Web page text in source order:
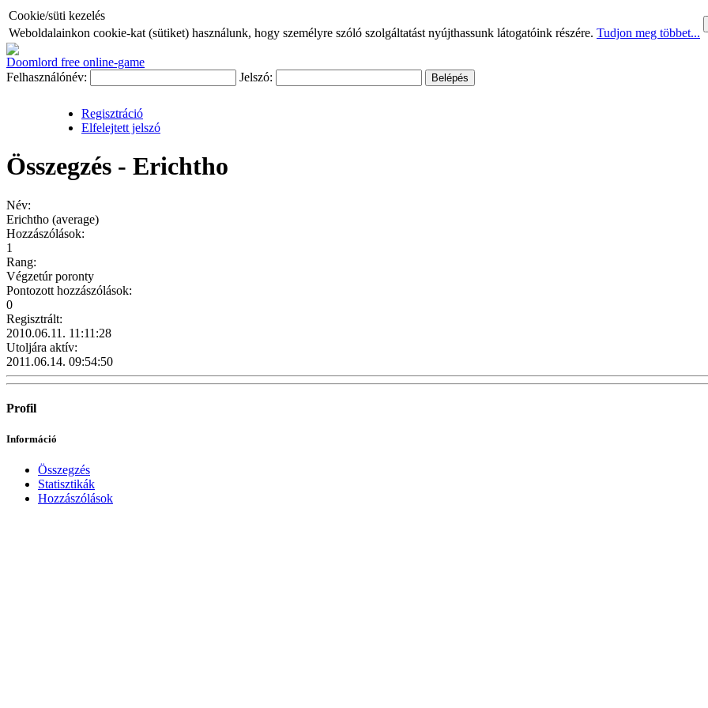
Cookie/süti kezelés
Weboldalainkon cookie-kat (sütiket) használunk, hogy személyre szóló szolgáltatást nyújthassunk látogatóink részére. Tudjon meg többet...
Doomlord free online-game
Felhasználónév:
Jelszó:
Regisztráció
Elfelejtett jelszó
Összegzés - Erichtho
Név:
Erichtho (average)
Hozzászólások:
1
Rang:
Végzetúr poronty
Pontozott hozzászólások:
0
Regisztrált:
2010.06.11. 11:11:28
Utoljára aktív:
2011.06.14. 09:54:50
Profil
Információ
Összegzés
Statisztikák
Hozzászólások